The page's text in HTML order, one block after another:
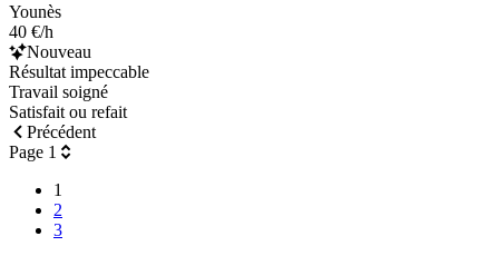
Younès
40 €/h
Nouveau
Résultat impeccable
Travail soigné
Satisfait ou refait
Précédent
Page 1
1
2
3